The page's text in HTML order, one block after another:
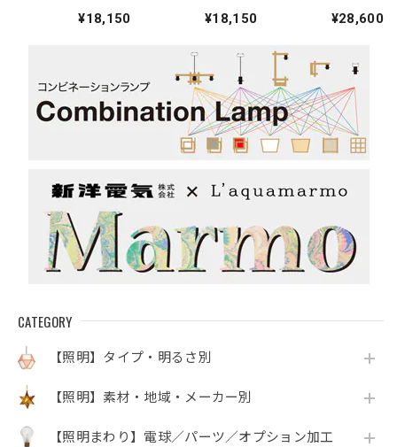
CATEGORY
【照明】タイプ・明るさ別
【照明】素材・地域・メーカー別
【照明まわり】電球／パーツ／オプション加工
ペンダントライト
¥18,150
ペンダントライト
¥18,150
ントライト¥28,600